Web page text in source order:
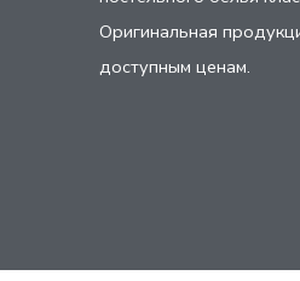
Оригинальная
доступным ценам.